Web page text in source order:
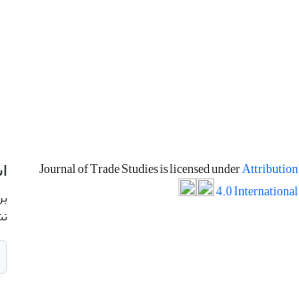
Journal of Trade Studies is licensed underAttribution
4.0 International